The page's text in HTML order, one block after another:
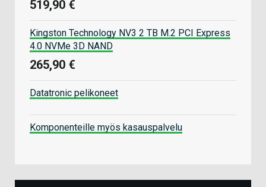
519,90 €
Kingston Technology NV3 2 TB M.2 PCI Express
4.0 NVMe 3D NAND
265,90 €
Datatronic pelikoneet
Komponenteille myös kasauspalvelu